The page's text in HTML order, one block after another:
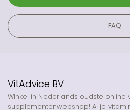
FAQ
VitAdvice BV
Winkel in Nederlands oudste online
supplementenwebshop! Al je